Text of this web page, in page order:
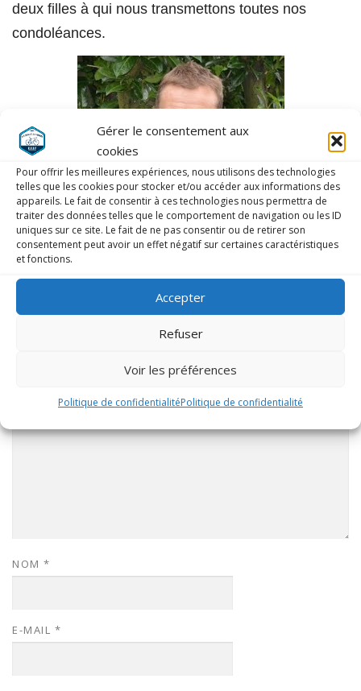
Gérer le consentement aux
cookies
Pour offrir les meilleures expériences, nous utilisons des technologies
telles que les cookies pour stocker et/ou accéder aux informations des
appareils. Le fait de consentir à ces technologies nous permettra de
traiter des données telles que le comportement de navigation ou les ID
uniques sur ce site. Le fait de ne pas consentir ou de retirer son
consentement peut avoir un effet négatif sur certaines caractéristiques
et fonctions.
Accepter
Refuser
Voir les préférences
Politique de confidentialitéPolitique de confidentialité
deux filles à qui nous transmettons toutes nos
condoléances.
LAISSER UN COMMENTAIRE
NOM *
E-MAIL *